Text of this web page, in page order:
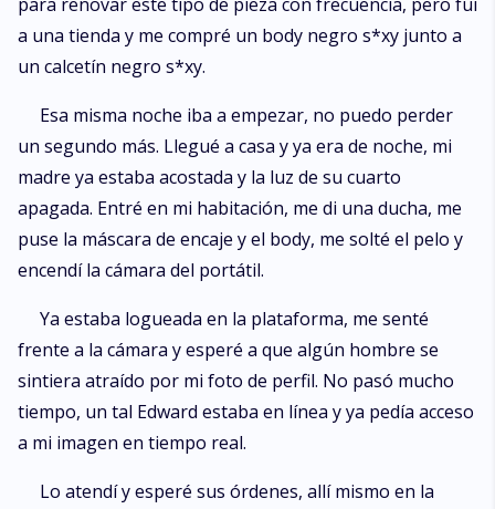
a una tienda y me compré un body negro s*xy junto a
un calcetín negro s*xy.
Esa misma noche iba a empezar, no puedo perder
un segundo más. Llegué a casa y ya era de noche, mi
madre ya estaba acostada y la luz de su cuarto
apagada. Entré en mi habitación, me di una ducha, me
puse la máscara de encaje y el body, me solté el pelo y
encendí la cámara del portátil.
Ya estaba logueada en la plataforma, me senté
frente a la cámara y esperé a que algún hombre se
sintiera atraído por mi foto de perfil. No pasó mucho
tiempo, un tal Edward estaba en línea y ya pedía acceso
a mi imagen en tiempo real.
Lo atendí y esperé sus órdenes, allí mismo en la